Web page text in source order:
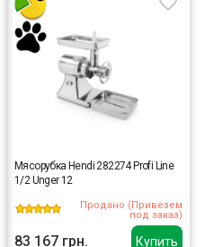
Купить
Мясорубка Hendi 282274 Profi Line
1/2 Unger 12
Продано (Привезем
под заказ)
83 167 грн.